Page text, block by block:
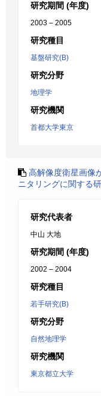
研究期間 (年度)
2003 – 2005
研究種目
基盤研究(B)
研究分野
地理学
研究機関
首都大学東京
高解像度衛星画像
ニタリングに関する
研究代表者
中山 大地
研究期間 (年度)
2002 – 2004
研究種目
若手研究(B)
研究分野
自然地理学
研究機関
東京都立大学